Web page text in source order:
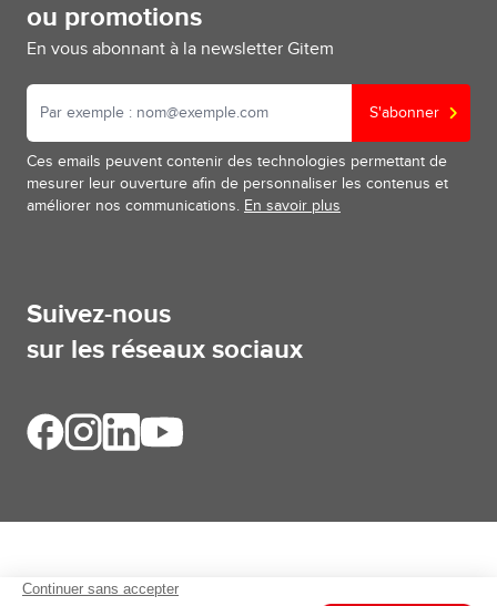
ou promotions
En vous abonnant à la newsletter Gitem
S'abonner
Ces emails peuvent contenir des technologies permettant de
mesurer leur ouverture afin de personnaliser les contenus et
améliorer nos communications. En savoir plus
Suivez-nous
sur les réseaux sociaux